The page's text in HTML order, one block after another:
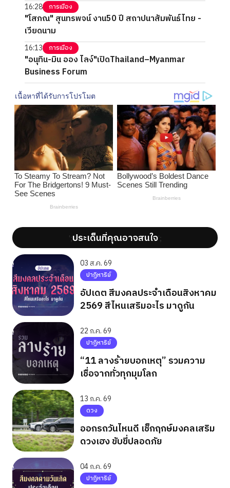
16:28 การเมือง
"โสภณ" สุนทรพจน์ งาน50 ปี สถาปนาสัมพันธ์ไทย -
เวียดนาม
16:13 การเมือง
"อนุทิน-มิน ออง ไลง์"เปิดThailand–Myanmar
Business Forum
';ประเด็นที่คุณอาจสนใจ';
03 ส.ค. 69
ปาฏิหาริย์
อัปเดต สีมงคลประจำเดือนสิงหาคม
2569 สีไหนเสริมอะไร มาดูกัน
22 ก.ค. 69
ปาฏิหาริย์
“11 ลางร้ายบอกเหตุ” รวมความ
เชื่อจากทั่วทุกมุมโลก
13 ก.ค. 69
ดวง
ออกรถวันไหนดี เช็กฤกษ์มงคลเสริม
ดวงเฮง ขับขี่ปลอดภัย
04 ก.ค. 69
ปาฏิหาริย์